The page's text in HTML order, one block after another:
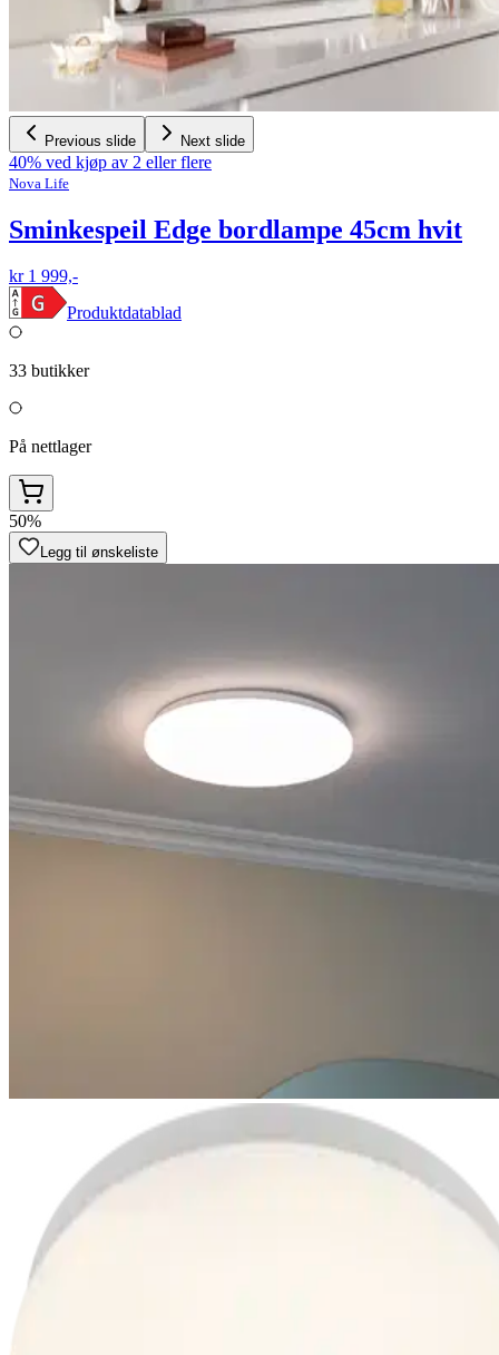
Previous slide Next slide
40% ved kjøp av 2 eller flere
Nova Life
Sminkespeil Edge bordlampe 45cm hvit
kr 1 999,-
Produktdatablad
33 butikker
På nettlager
50%
Legg til ønskeliste